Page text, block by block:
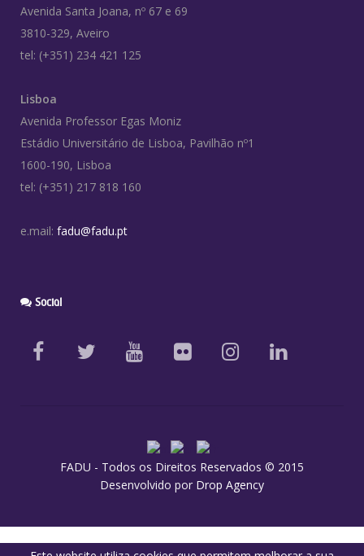
Avenida Santa Joana, nº 67 e 69
3810-329, Aveiro
tel: (+351) 234 421 125
Lisboa
Avenida Professor Egas Moniz
Estádio Universitário de Lisboa, Pavilhão nº1
1600-190, Lisboa
tel: (+351) 217 818 160
e.mail: fadu@fadu.pt
Social
FADU - Todos os Direitos Reservados © 2015
Desenvolvido por Drop Agency